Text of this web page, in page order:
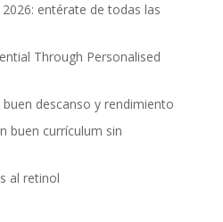
entérate de todas las
Through Personalised
descanso y rendimiento
buen currículum sin
al retinol